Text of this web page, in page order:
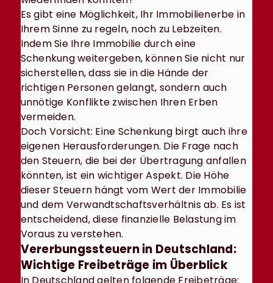
Es gibt eine Möglichkeit, Ihr Immobilienerbe in
Ihrem Sinne zu regeln, noch zu Lebzeiten.
Indem Sie Ihre Immobilie durch eine
Schenkung weitergeben, können Sie nicht nur
sicherstellen, dass sie in die Hände der
richtigen Personen gelangt, sondern auch
unnötige Konflikte zwischen Ihren Erben
vermeiden.
Doch Vorsicht: Eine Schenkung birgt auch ihre
eigenen Herausforderungen. Die Frage nach
den Steuern, die bei der Übertragung anfallen
könnten, ist ein wichtiger Aspekt. Die Höhe
dieser Steuern hängt vom Wert der Immobilie
und dem Verwandtschaftsverhältnis ab. Es ist
entscheidend, diese finanzielle Belastung im
Voraus zu verstehen.
Vererbungssteuern in Deutschland:
Wichtige Freibeträge im Überblick